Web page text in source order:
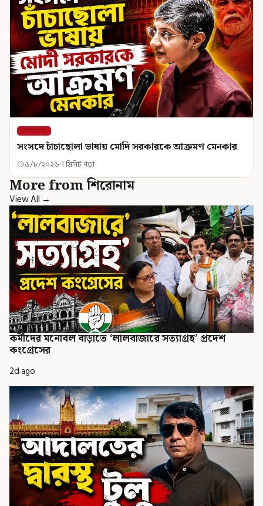
শিরোনাম
সংসদে চাঁচাছোলা ভাষায় মোদি সরকারকে আক্রমণ মেনকার
৬/৮/২০২৬ 1 মিনিট পড়া
More from শিরোনাম
View All →
কর্মীদের মনোবল বাড়াতে ‘লালবাজারে সত্যাগ্রহ’ প্রদেশ
কংগ্রেসের
2d ago